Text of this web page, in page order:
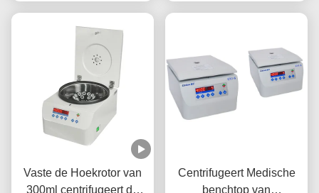
Vaste de Hoekrotor van
300ml centrifugeert de
Centrifugeert Medische
benchtop van